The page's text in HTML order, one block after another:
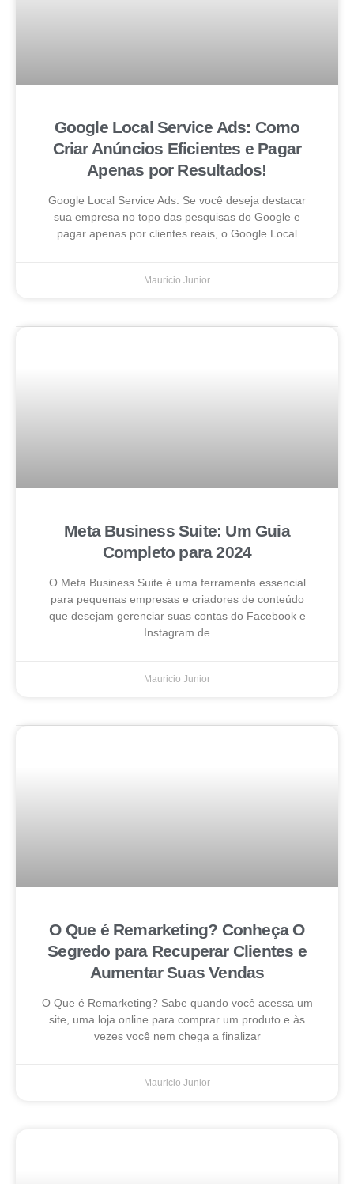
Google Local Service Ads: Como
Criar Anúncios Eficientes e Pagar
Apenas por Resultados!
Google Local Service Ads: Se você deseja destacar
sua empresa no topo das pesquisas do Google e
pagar apenas por clientes reais, o Google Local
Mauricio Junior
Meta Business Suite: Um Guia
Completo para 2024
O Meta Business Suite é uma ferramenta essencial
para pequenas empresas e criadores de conteúdo
que desejam gerenciar suas contas do Facebook e
Instagram de
Mauricio Junior
O Que é Remarketing? Conheça O
Segredo para Recuperar Clientes e
Aumentar Suas Vendas
O Que é Remarketing? Sabe quando você acessa um
site, uma loja online para comprar um produto e às
vezes você nem chega a finalizar
Mauricio Junior